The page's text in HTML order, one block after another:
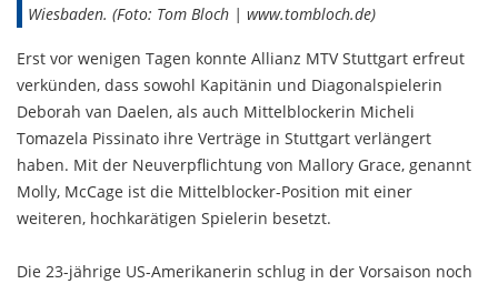
Wiesbaden. (Foto: Tom Bloch | www.tombloch.de)
Erst vor wenigen Tagen konnte Allianz MTV Stuttgart erfreut
verkünden, dass sowohl Kapitänin und Diagonalspielerin
Deborah van Daelen, als auch Mittelblockerin Micheli
Tomazela Pissinato ihre Verträge in Stuttgart verlängert
haben. Mit der Neuverpflichtung von Mallory Grace, genannt
Molly, McCage ist die Mittelblocker-Position mit einer
weiteren, hochkarätigen Spielerin besetzt.
Die 23-jährige US-Amerikanerin schlug in der Vorsaison noch